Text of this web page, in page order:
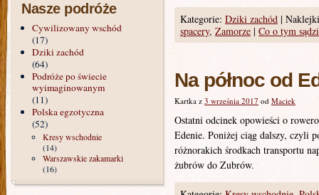
Kategorie: Dziki zachód |
spacery, Zamorze | Co o tym
Na północ od
Kartka z 3 września 2017 od Maciek
Ostatni odcinek opowieści o
Edenie. Poniżej ciąg dalszy, czyli
różnorakich środkach transportu
żubrów do Zubrów.
Nasze podróże
Cywilizowany wschód
(17)
Dziki zachód
(64)
Podróże po świecie
wyimaginowanym
(11)
Polska egzotyczna
(52)
Kresy wschodnie
(14)
Warszawskie zakamarki
(16)